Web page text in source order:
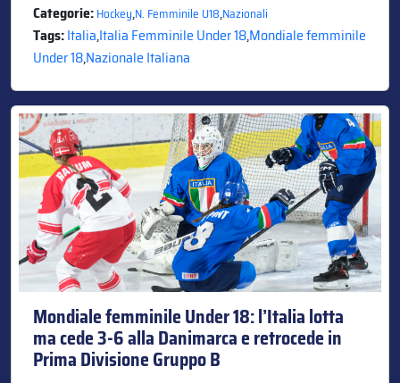
Categorie:Hockey,N. Femminile U18,Nazionali
Tags:Italia,Italia Femminile Under 18,Mondiale femminile
Under 18,Nazionale Italiana
Mondiale femminile Under 18: l’Italia lotta
ma cede 3-6 alla Danimarca e retrocede in
Prima Divisione Gruppo B